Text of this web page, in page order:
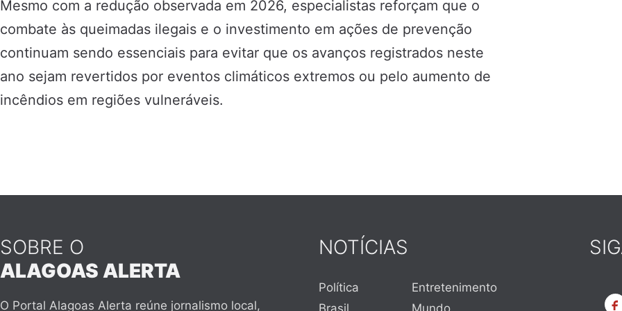
Mesmo com a redução observada em 2026, especialistas reforçam que o
combate às queimadas ilegais e o investimento em ações de prevenção
continuam sendo essenciais para evitar que os avanços registrados neste
ano sejam revertidos por eventos climáticos extremos ou pelo aumento de
incêndios em regiões vulneráveis.
SOBRE O
ALAGOAS ALERTA
O Portal Alagoas Alerta reúne jornalismo local,
NOTÍCIAS
Política
Entretenimento
Brasil
Mundo